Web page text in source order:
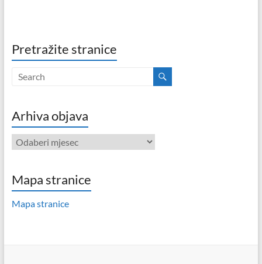
Pretražite stranice
Arhiva objava
Arhiva
objava
Mapa stranice
Mapa stranice